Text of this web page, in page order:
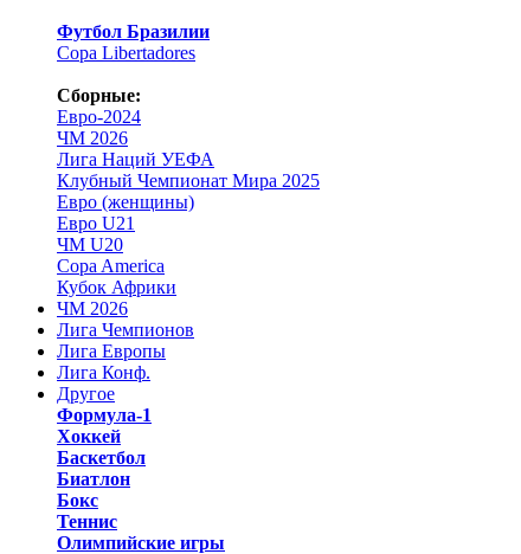
Футбол Бразилии
Copa Libertadores
Сборные:
Евро-2024
ЧМ 2026
Лига Наций УЕФА
Клубный Чемпионат Мира 2025
Евро (женщины)
Евро U21
ЧМ U20
Copa America
Кубок Африки
ЧМ 2026
Лига Чемпионов
Лига Европы
Лига Конф.
Другое
Формула-1
Хоккей
Баскетбол
Биатлон
Бокс
Теннис
Олимпийские игры